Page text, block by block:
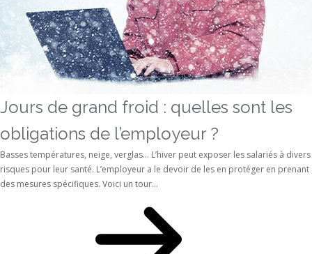
Jours de grand froid : quelles sont les
obligations de l’employeur ?
Basses températures, neige, verglas… L’hiver peut exposer les salariés à divers
risques pour leur santé. L’employeur a le devoir de les en protéger en prenant
des mesures spécifiques. Voici un tour...